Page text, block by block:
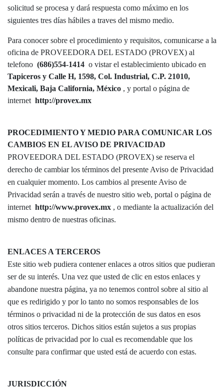
solicitud se procesa y dará respuesta como máximo en los
siguientes tres días hábiles a traves del mismo medio.
Para conocer sobre el procedimiento y requisitos, comunicarse a la
oficina de PROVEEDORA DEL ESTADO (PROVEX) al
telefono (686)554-1414 o vistar el establecimiento ubicado en
Tapiceros y Calle H, 1598, Col. Industrial, C.P. 21010,
Mexicali, Baja California, México , y portal o página de
internet http://provex.mx
PROCEDIMIENTO Y MEDIO PARA COMUNICAR LOS
CAMBIOS EN EL AVISO DE PRIVACIDAD
PROVEEDORA DEL ESTADO (PROVEX) se reserva el
derecho de cambiar los términos del presente Aviso de Privacidad
en cualquier momento. Los cambios al presente Aviso de
Privacidad serán a través de nuestro sitio web, portal o página de
internet http://www.provex.mx , o mediante la actualización del
mismo dentro de nuestras oficinas.
ENLACES A TERCEROS
Este sitio web pudiera contener enlaces a otros sitios que pudieran
ser de su interés. Una vez que usted de clic en estos enlaces y
abandone nuestra página, ya no tenemos control sobre al sitio al
que es redirigido y por lo tanto no somos responsables de los
términos o privacidad ni de la protección de sus datos en esos
otros sitios terceros. Dichos sitios están sujetos a sus propias
políticas de privacidad por lo cual es recomendable que los
consulte para confirmar que usted está de acuerdo con estas.
JURISDICCIÓN